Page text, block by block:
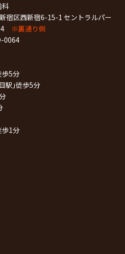
科
宿区西新宿6-15-1 セントラルパー
※裏通り側
0064
歩5分
駅｣徒歩5分
歩1分